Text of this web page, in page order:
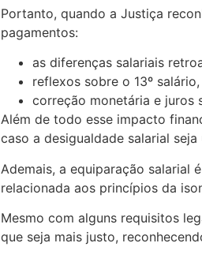
Portanto, quando a Justiça
pagamentos:
as diferenças salariais
reflexos sobre o 13º
correção monetária e juros
Além de todo esse impacto
caso a desigualdade salarial
Ademais, a equiparação salarial
relacionada aos princípios da
Mesmo com alguns requisitos
que seja mais justo,